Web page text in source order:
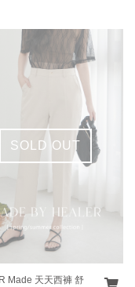
SOLD OUT
Made 天天西褲 舒